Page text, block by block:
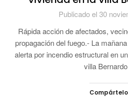
Publicado el 30
Rápida acción de afectados,
propagación del fuego.- La
alerta por incendio estructural en
villa